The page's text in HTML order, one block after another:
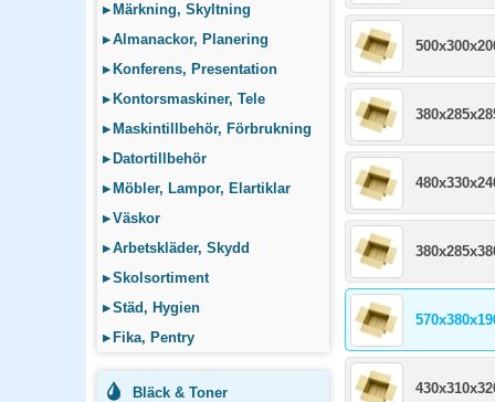
▸ Märkning, Skyltning
▸Almanackor, Planering
▸ Konferens, Presentation
▸ Kontorsmaskiner, Tele
▸ Maskintillbehör, Förbrukning
▸ Datortillbehör
▸ Möbler, Lampor, Elartiklar
▸Väskor
▸Arbetskläder, Skydd
▸Skolsortiment
▸Städ, Hygien
▸ Fika, Pentry
Bläck & Toner